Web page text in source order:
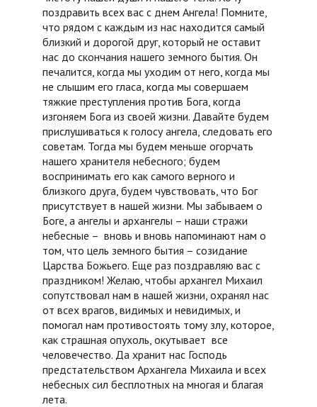
поздравить всех вас с днем Ангела! Помните,
что рядом с каждым из нас находится самый
близкий и дорогой друг, который не оставит
нас до скончания нашего земного бытия. Он
печалится, когда мы уходим от него, когда мы
не слышим его гласа, когда мы совершаем
тяжкие преступления против Бога, когда
изгоняем Бога из своей жизни. Давайте будем
прислушиваться к голосу ангела, следовать его
советам. Тогда мы будем меньше огорчать
нашего хранителя небесного; будем
воспринимать его как самого верного и
близкого друга, будем чувствовать, что Бог
присутствует в нашей жизни. Мы забываем о
Боге, а ангелы и архангелы – наши стражи
небесные – вновь и вновь напоминают нам о
том, что цель земного бытия – созидание
Царства Божьего. Еще раз поздравляю вас с
праздником! Желаю, чтобы архангел Михаил
сопутствовал нам в нашей жизни, охранял нас
от всех врагов, видимых и невидимых, и
помогал нам противостоять тому злу, которое,
как страшная опухоль, окутывает все
человечество. Да хранит нас Господь
предстательством Архангела Михаила и всех
небесных сил бесплотных на многая и благая
лета.